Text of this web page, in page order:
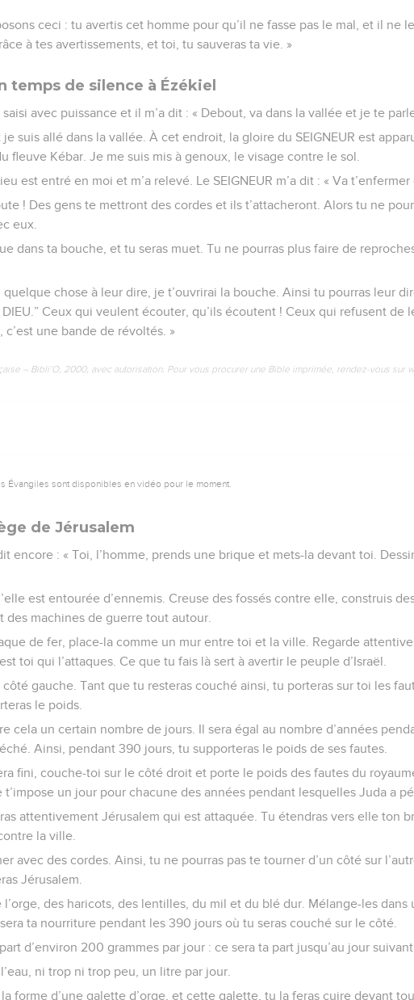
ceci : tu avertis cet homme pour qu’il ne fasse pas le mal, et il ne
à tes avertissements, et toi, tu sauveras ta vie. »
temps de silence à Ézékiel
saisi avec puissance et il m’a dit : « Debout, va dans la vallée et je te
suis allé dans la vallée. À cet endroit, la gloire du SEIGNEUR est
fleuve Kébar. Je me suis mis à genoux, le visage contre le sol.
est entré en moi et m’a relevé. Le SEIGNEUR m’a dit : « Va t’enfermer
! Des gens te mettront des cordes et ils t’attacheront. Alors tu ne
eux.
dans ta bouche, et tu seras muet. Tu ne pourras plus faire de
quelque chose à leur dire, je t’ouvrirai la bouche. Ainsi tu pourras leur
Ceux qui veulent écouter, qu’ils écoutent ! Ceux qui refusent de
c’est une bande de révoltés. »
– Bibli’O, 2000, avec autorisation. Pour vous procurer une Bible imprimée, rendez-vous sur
Évangiles sont disponibles en vidéo pour le moment.
de Jérusalem
dit encore : « Toi, l’homme, prends une brique et mets-la devant toi.
est entourée d’ennemis. Creuse des fossés contre elle, construis
des machines de guerre tout autour.
de fer, place-la comme un mur entre toi et la ville. Regarde
toi qui l’attaques. Ce que tu fais là sert à avertir le peuple d’Israël.
gauche. Tant que tu resteras couché ainsi, tu porteras sur toi les
le poids.
cela un certain nombre de jours. Il sera égal au nombre d’années
Ainsi, pendant 390 jours, tu supporteras le poids de ses fautes.
fini, couche-toi sur le côté droit et porte le poids des fautes du
un jour pour chacune des années pendant lesquelles Juda a
attentivement Jérusalem qui est attaquée. Tu étendras vers elle ton
la ville.
avec des cordes. Ainsi, tu ne pourras pas te tourner d’un côté sur
Jérusalem.
l’orge, des haricots, des lentilles, du mil et du blé dur. Mélange-les
ta nourriture pendant les 390 jours où tu seras couché sur le côté.
d’environ 200 grammes par jour : ce sera ta part jusqu’au jour suivant.
ni trop ni trop peu, un litre par jour.
forme d’une galette d’orge, et cette galette, tu la feras cuire devant